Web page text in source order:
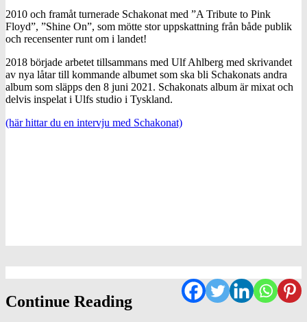
2010 och framåt turnerade Schakonat med ”A Tribute to Pink
Floyd”, ”Shine On”, som mötte stor uppskattning från både publik
och recensenter runt om i landet!
2018 började arbetet tillsammans med Ulf Ahlberg med skrivandet
av nya låtar till kommande albumet som ska bli Schakonats andra
album som släpps den 8 juni 2021. Schakonats album är mixat och
delvis inspelat i Ulfs studio i Tyskland.
(här hittar du en intervju med Schakonat)
Continue Reading